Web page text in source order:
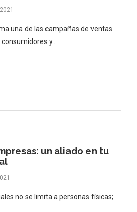
una de las campañas de ventas
y…
un aliado en tu
no se limita a personas físicas;